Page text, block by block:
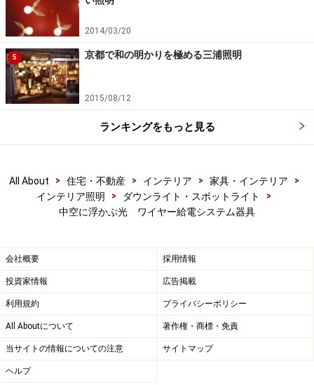
2014/03/20
5 京都で和の明かりを極める三浦照明
2015/08/12
ランキングをもっと見る
All About > 住宅・不動産 > インテリア > 家具・インテリア
>
インテリア照明
> ダウンライト・スポットライト
>
中空に浮かぶ光 ワイヤー給電システム器具
会社概要 採用情報
投資家情報 広告掲載
利用規約 プライバシーポリシー
All Aboutについて 著作権・商標・免責
当サイトの情報についての注意 サイトマップ
ヘルプ